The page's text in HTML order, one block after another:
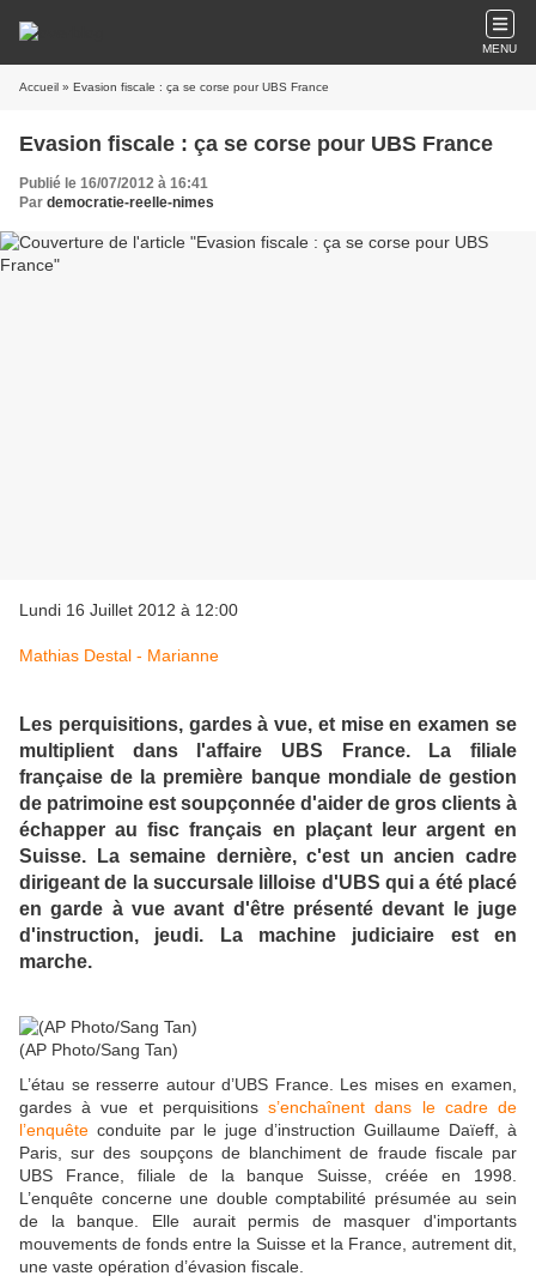
MENU
Accueil » Evasion fiscale : ça se corse pour UBS France
Evasion fiscale : ça se corse pour UBS France
Publié le 16/07/2012 à 16:41
Par democratie-reelle-nimes
Lundi 16 Juillet 2012 à 12:00
Mathias Destal - Marianne
Les perquisitions, gardes à vue, et mise en examen se
multiplient dans l'affaire UBS France. La filiale
française de la première banque mondiale de gestion
de patrimoine est soupçonnée d'aider de gros clients à
échapper au fisc français en plaçant leur argent en
Suisse. La semaine dernière, c'est un ancien cadre
dirigeant de la succursale lilloise d'UBS qui a été placé
en garde à vue avant d'être présenté devant le juge
d'instruction, jeudi. La machine judiciaire est en
marche.
(AP Photo/Sang Tan)
L’étau se resserre autour d’UBS France. Les mises en examen,
gardes à vue et perquisitionss’enchaînent dans le cadre de
l’enquête conduite par le juge d’instruction Guillaume Daïeff, à
Paris, sur des soupçons de blanchiment de fraude fiscale par
UBS France, filiale de la banque Suisse, créée en 1998.
L’enquête concerne une double comptabilité présumée au sein
de la banque. Elle aurait permis de masquer d'importants
mouvements de fonds entre la Suisse et la France, autrement dit,
une vaste opération d’évasion fiscale.